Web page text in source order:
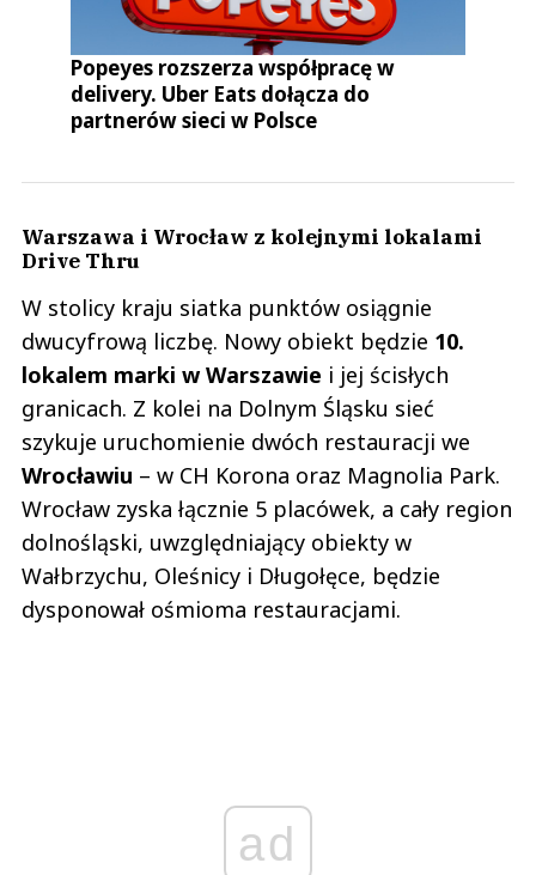
Popeyes rozszerza współpracę w
delivery. Uber Eats dołącza do
partnerów sieci w Polsce
Warszawa i Wrocław z kolejnymi lokalami
Drive Thru
W stolicy kraju siatka punktów osiągnie
dwucyfrową liczbę. Nowy obiekt będzie 10.
lokalem marki w Warszawie i jej ścisłych
granicach. Z kolei na Dolnym Śląsku sieć
szykuje uruchomienie dwóch restauracji we
Wrocławiu – w CH Korona oraz Magnolia Park.
Wrocław zyska łącznie 5 placówek, a cały region
dolnośląski, uwzględniający obiekty w
Wałbrzychu, Oleśnicy i Długołęce, będzie
dysponował ośmioma restauracjami.
ad